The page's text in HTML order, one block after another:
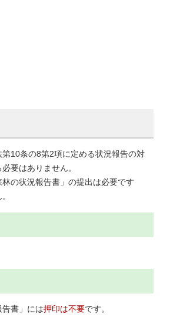
10条の8第2項に定める状況報告の対
要はありません。
の状況報告書」の提出は必要です
告書」には押印は不要です。